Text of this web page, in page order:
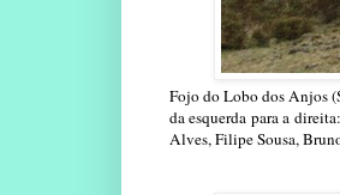
Fojo do Lobo dos Anjos
da esquerda para a
Alves, Filipe Sousa,